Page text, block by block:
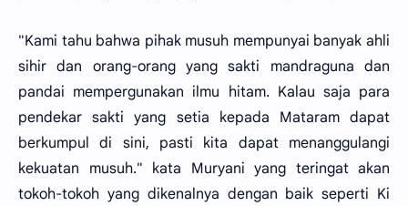
"Kami tahu bahwa pihak musuh mempunyai banyak ahli
sihir dan orang-orang yang sakti mandraguna dan
pandai mempergunakan ilmu hitam. Kalau saja para
pendekar sakti yang setia kepada Mataram dapat
berkumpul di sini, pasti kita dapat menanggulangi
kekuatan musuh." kata Muryani yang teringat akan
tokoh-tokoh yang dikenalnya dengan baik seperti Ki